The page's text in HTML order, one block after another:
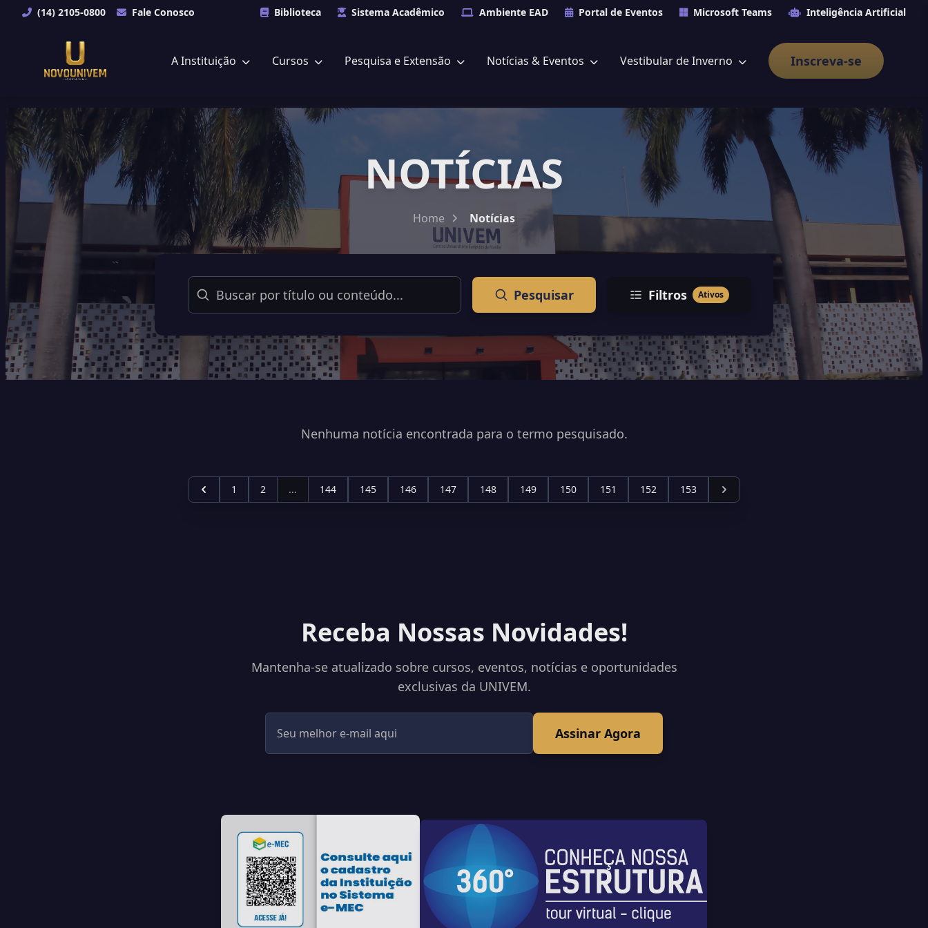
(14) 2105-0800 Fale Conosco Biblioteca Sistema Acadêmico Ambiente EAD Portal de Eventos Microsoft Teams Inteligência Artificial
A Instituição Cursos Pesquisa e Extensão Notícias & Eventos Vestibular de Inverno Inscreva-se
NOTÍCIAS
Home Notícias
Buscar Pesquisar Filtros Ativos
Nenhuma notícia encontrada para o termo pesquisado.
1 2 ... 144 145 146 147 148 149 150 151 152 153
Receba Nossas Novidades!
Mantenha-se atualizado sobre cursos, eventos, notícias e oportunidades
exclusivas da UNIVEM.
Assinar Agora